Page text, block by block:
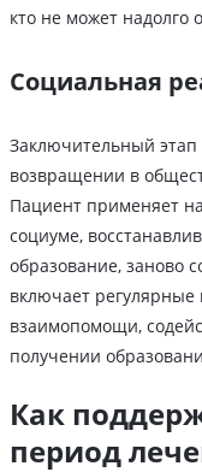
кто не может надолго
Социальная
Заключительный этап
возвращении в
Пациент применяет
социуме,
образование, заново
включает регулярные
взаимопомощи,
получении
Как
период